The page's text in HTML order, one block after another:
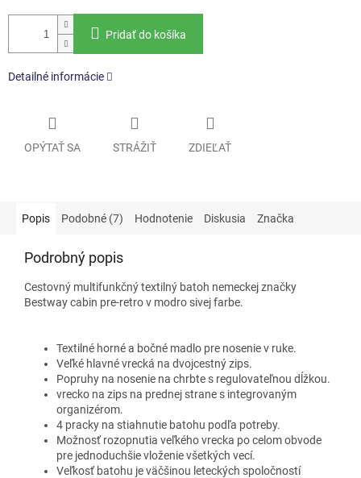
Pridať do košíka
Detailné informácie
OPÝTAŤ SA STRÁŽIŤ ZDIEĽAŤ
Popis Podobné (7) Hodnotenie Diskusia Značka
Podrobný popis
Cestovný multifunkčný textilný batoh nemeckej značky
Bestway cabin pre-retro v modro sivej farbe.
Textilné horné a bočné madlo pre nosenie v ruke.
Veľké hlavné vrecká na dvojcestný zips.
Popruhy na nosenie na chrbte s regulovateľnou dĺžkou.
vrecko na zips na prednej strane s integrovaným
organizérom.
4 pracky na stiahnutie batohu podľa potreby.
Možnosť rozopnutia veľkého vrecka po celom obvode
pre jednoduchšie vloženie všetkých vecí.
Veľkosť batohu je väčšinou leteckých spoločností